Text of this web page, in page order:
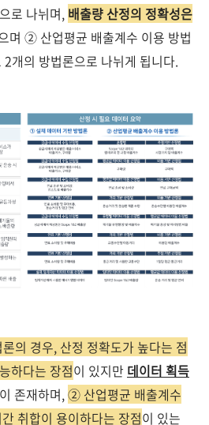
으로 나뉘며, 배출량 산정의 정확성은
며 ② 산업평균 배출계수 이용 방법
개의 방법론으로 나뉘게 됩니다.
의 경우, 산정 정확도가 높다는 점
하다는 장점이 있지만 데이터 획득
이 존재하며,② 산업평균 배출계수
취합이 용이하다는 장점이 있는